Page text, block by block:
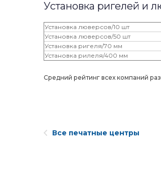
Установка ригелей и
Установка люверсов/10 шт
Установка люверсов/50 шт
Установка ригеля/70 мм
Установка рилеля/400 мм
Средний рейтинг всех компаний
Все печатные центры